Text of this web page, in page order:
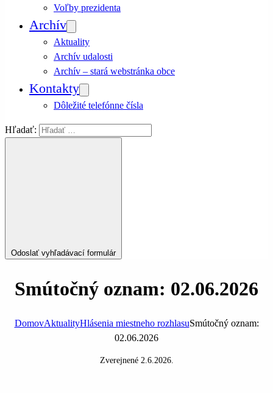
Voľby prezidenta
Archív
Aktuality
Archív udalosti
Archív – stará webstránka obce
Kontakty
Dôležité telefónne čísla
Hľadať:
Odoslať vyhľadávací formulár
Smútočný oznam: 02.06.2026
DomovAktualityHlásenia miestneho rozhlasuSmútočný oznam:
02.06.2026
Zverejnené 2.6.2026.